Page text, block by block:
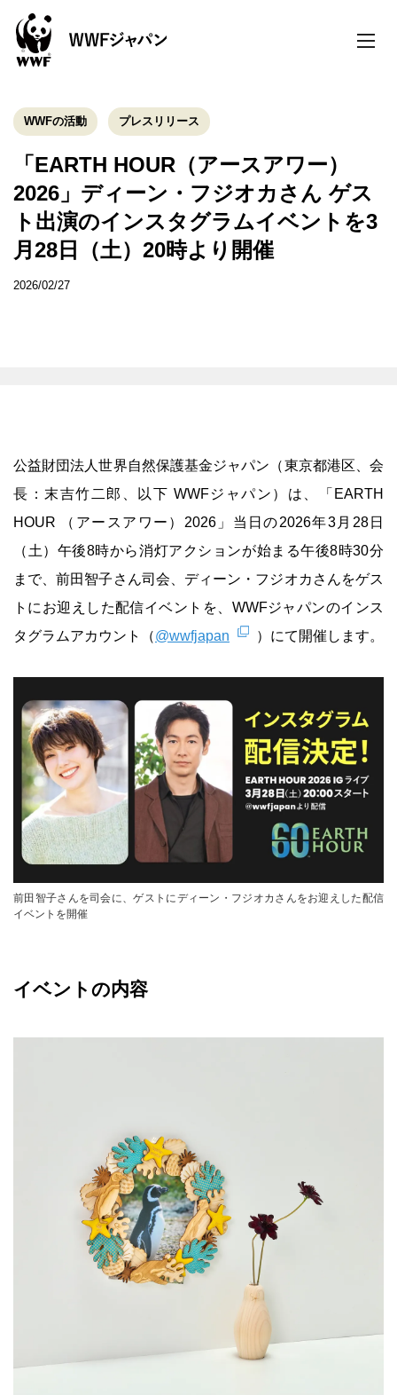
toggle
WWFの活動 プレスリリース
「EARTH HOUR（アースアワー）
2026」ディーン・フジオカさん ゲス
ト出演のインスタグラムイベントを3
月28日（土）20時より開催
2026/02/27
公益財団法人世界自然保護基金ジャパン（東京都港区、会
長：末吉竹二郎、以下 WWFジャパン）は、「EARTH
HOUR （アースアワー）2026」当日の2026年3月28日
（土）午後8時から消灯アクションが始まる午後8時30分
まで、前田智子さん司会、ディーン・フジオカさんをゲス
トにお迎えした配信イベントを、WWFジャパンのインス
タグラムアカウント（@wwfjapan ）にて開催します。
前田智子さんを司会に、ゲストにディーン・フジオカさんをお迎えした配信
イベントを開催
イベントの内容